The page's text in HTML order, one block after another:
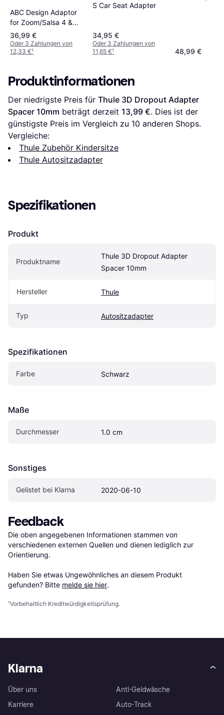
ABC Design Adaptor
for Zoom/Salsa 4 &
Pepper
36,99 €
Oder 3 Zahlungen von
12,33 €¹
S Car Seat Adapter
34,95 €
Oder 3 Zahlungen von
11,65 €¹ 48,99 €
Produktinformationen
Der niedrigste Preis für Thule 3D Dropout Adapter
Spacer 10mm beträgt derzeit 13,99 €. Dies ist der
günstigste Preis im Vergleich zu 10 anderen Shops.
Vergleiche:
Thule Zubehör Kindersitze
Thule Autositzadapter
Spezifikationen
Produkt
Produktname
Thule 3D Dropout Adapter
Spacer 10mm
Hersteller Thule
Typ Autositzadapter
Spezifikationen
Farbe Schwarz
Maße
Durchmesser 1.0 cm
Sonstiges
Gelistet bei Klarna 2020-06-10
Feedback
Die oben angegebenen Informationen stammen von
verschiedenen externen Quellen und dienen lediglich zur
Orientierung.
Haben Sie etwas Ungewöhnliches an diesem Produkt
gefunden? Bitte melde sie hier.
¹Vorbehaltlich Kreditwürdigkeitsprüfung.
Klarna
Über uns
Karriere
Anti-Geldwäsche
Auto-Track